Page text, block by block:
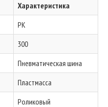
Характеристика
PK
300
Пневматическая шина
Пластмасса
Роликовый